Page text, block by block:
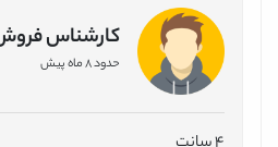
کارشناس فروش
حدود 8 ماه پیش